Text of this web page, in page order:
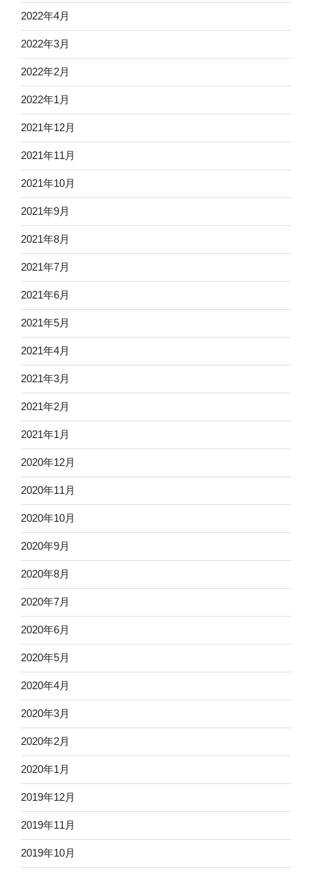
2022年4月
2022年3月
2022年2月
2022年1月
2021年12月
2021年11月
2021年10月
2021年9月
2021年8月
2021年7月
2021年6月
2021年5月
2021年4月
2021年3月
2021年2月
2021年1月
2020年12月
2020年11月
2020年10月
2020年9月
2020年8月
2020年7月
2020年6月
2020年5月
2020年4月
2020年3月
2020年2月
2020年1月
2019年12月
2019年11月
2019年10月